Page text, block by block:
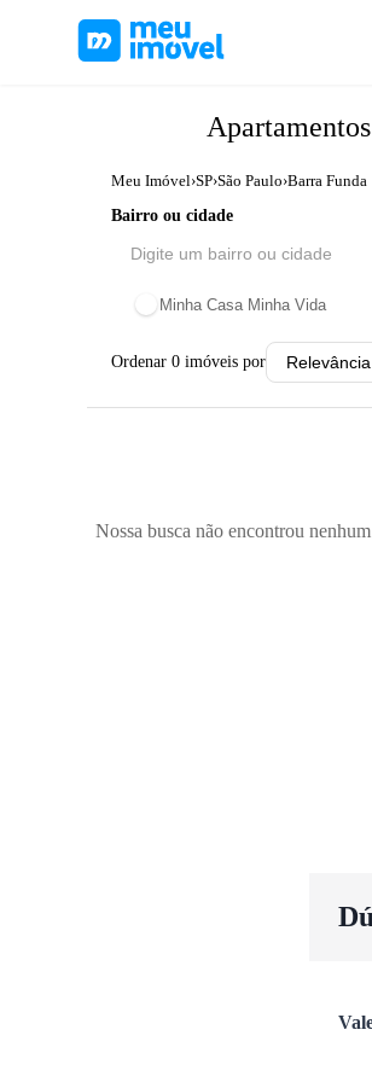
Apartamentos
Meu Imóvel›SP›São Paulo›Barra Funda
Bairro ou cidade
Minha Casa Minha Vida
Ordenar 0 imóveis por Relevância
Nossa busca não encontrou